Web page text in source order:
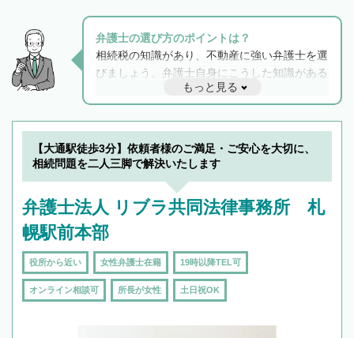
弁護士の選び方のポイントは？
相続税の知識があり、不動産に強い弁護士を選
びましょう。弁護士自身にこうした知識がある
と他士業との連携もスムーズに進み、トラブル
解決のみならず相続をトータルで任せることが
できます。また、相続は感情がからむ分野なの
でフィーリングも重要です。実際に電話や面談
で複数の弁護士と会話をしてウマが合う方に依
もっと見る
【大通駅徒歩3分】依頼者様のご満足・ご安心を大切に、
相続問題を二人三脚で解決いたします
弁護士法人 リブラ共同法律事務所 札
幌駅前本部
役所から近い 女性弁護士在籍 19時以降TEL可
オンライン相談可 所長が女性 土日祝OK